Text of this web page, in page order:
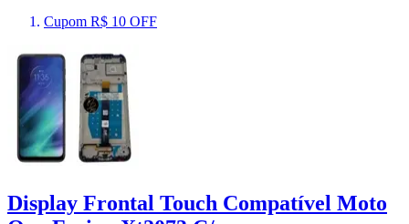
Cupom R$ 10 OFF
Display Frontal Touch Compatível Moto